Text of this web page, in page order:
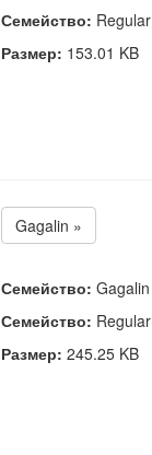
Семейство: Regular
Размер: 153.01 KB
Gagalin »
Семейство: Gagalin
Семейство: Regular
Размер: 245.25 KB